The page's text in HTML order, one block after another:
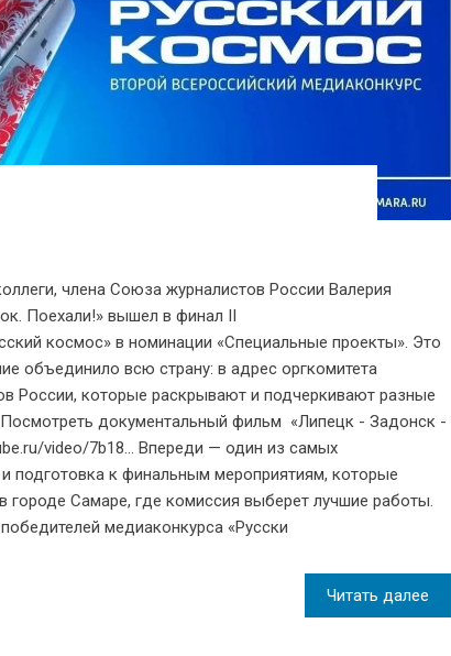
члена Союза журналистов России Валерия
Поехали!» вышел в финал II
космос» в номинации «Специальные проекты». Это
объединило всю страну: в адрес оргкомитета
России, которые раскрывают и подчеркивают разные
Посмотреть документальный фильм «Липецк - Задонск -
video/7b18... Впереди — один из самых
подготовка к финальным мероприятиям, которые
городе Самаре, где комиссия выберет лучшие работы.
медиаконкурса «Русски
Читать далее